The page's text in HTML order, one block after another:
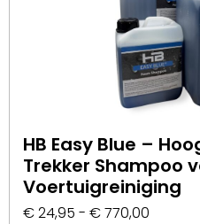
HB Easy Blue –
Trekker Shampoo
Voertuigreiniging
€24,95 - €770,00